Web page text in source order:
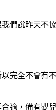
們說昨天不
完全不會有
適，備有嬰